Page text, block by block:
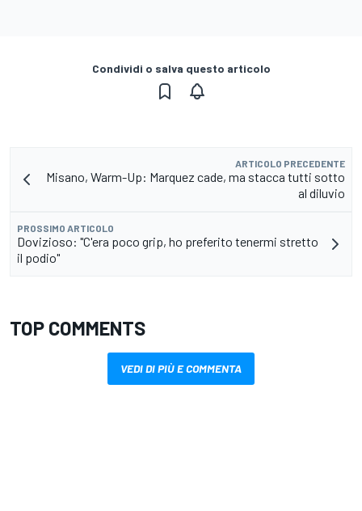
Condividi o salva questo articolo
ARTICOLO PRECEDENTE
Misano, Warm-Up: Marquez cade, ma stacca tutti sotto
al diluvio
PROSSIMO ARTICOLO
Dovizioso: "C'era poco grip, ho preferito tenermi stretto
il podio"
TOP COMMENTS
VEDI DI PIÙ E COMMENTA